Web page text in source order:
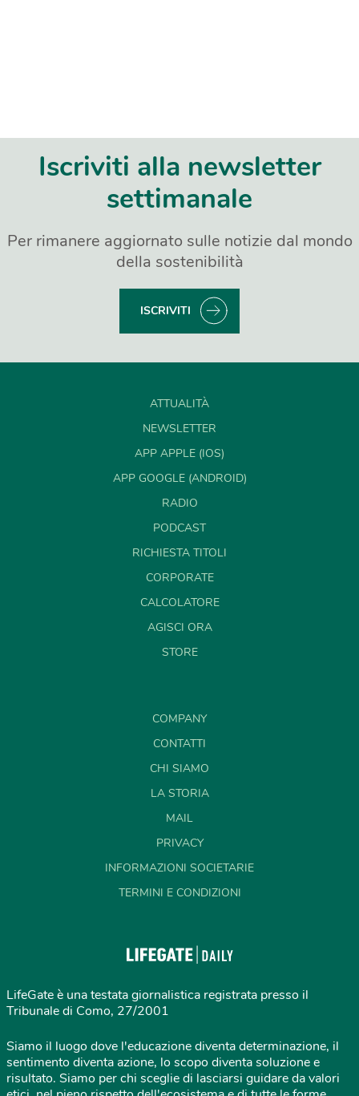
Iscriviti alla newsletter
settimanale
Per rimanere aggiornato sulle notizie dal mondo
della sostenibilità
ISCRIVITI
ATTUALITÀ
NEWSLETTER
APP APPLE (IOS)
APP GOOGLE (ANDROID)
RADIO
PODCAST
RICHIESTA TITOLI
CORPORATE
CALCOLATORE
AGISCI ORA
STORE
COMPANY
CONTATTI
CHI SIAMO
LA STORIA
MAIL
PRIVACY
INFORMAZIONI SOCIETARIE
TERMINI E CONDIZIONI
LifeGate è una testata giornalistica registrata presso il
Tribunale di Como, 27/2001
Siamo il luogo dove l'educazione diventa determinazione, il
sentimento diventa azione, lo scopo diventa soluzione e
risultato. Siamo per chi sceglie di lasciarsi guidare da valori